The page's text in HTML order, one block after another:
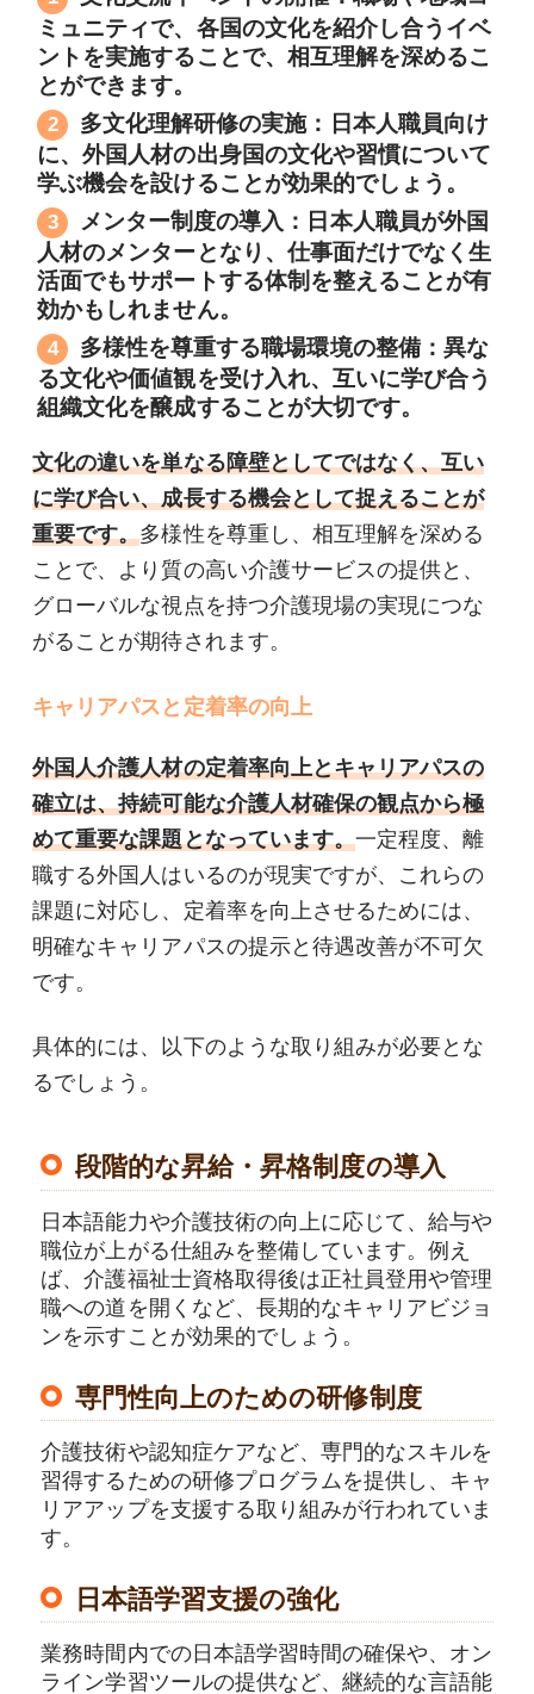
ミュニティで、各国の文化を紹介し合うイベ
ントを実施することで、相互理解を深めるこ
とができます。
多文化理解研修の実施：日本人職員向け
に、外国人材の出身国の文化や習慣について
学ぶ機会を設けることが効果的でしょう。
メンター制度の導入：日本人職員が外国
人材のメンターとなり、仕事面だけでなく生
活面でもサポートする体制を整えることが有
効かもしれません。
多様性を尊重する職場環境の整備：異な
る文化や価値観を受け入れ、互いに学び合う
組織文化を醸成することが大切です。
文化の違いを単なる障壁としてではなく、互い
に学び合い、成長する機会として捉えることが
重要です。多様性を尊重し、相互理解を深める
ことで、より質の高い介護サービスの提供と、
グローバルな視点を持つ介護現場の実現につな
がることが期待されます。
キャリアパスと定着率の向上
外国人介護人材の定着率向上とキャリアパスの
確立は、持続可能な介護人材確保の観点から極
めて重要な課題となっています。一定程度、離
職する外国人はいるのが現実ですが、これらの
課題に対応し、定着率を向上させるためには、
明確なキャリアパスの提示と待遇改善が不可欠
です。
具体的には、以下のような取り組みが必要とな
るでしょう。
段階的な昇給・昇格制度の導入
日本語能力や介護技術の向上に応じて、給与や
職位が上がる仕組みを整備しています。例え
ば、介護福祉士資格取得後は正社員登用や管理
職への道を開くなど、長期的なキャリアビジョ
ンを示すことが効果的でしょう。
専門性向上のための研修制度
介護技術や認知症ケアなど、専門的なスキルを
習得するための研修プログラムを提供し、キャ
リアアップを支援する取り組みが行われていま
す。
日本語学習支援の強化
業務時間内での日本語学習時間の確保や、オン
ライン学習ツールの提供など、継続的な言語能